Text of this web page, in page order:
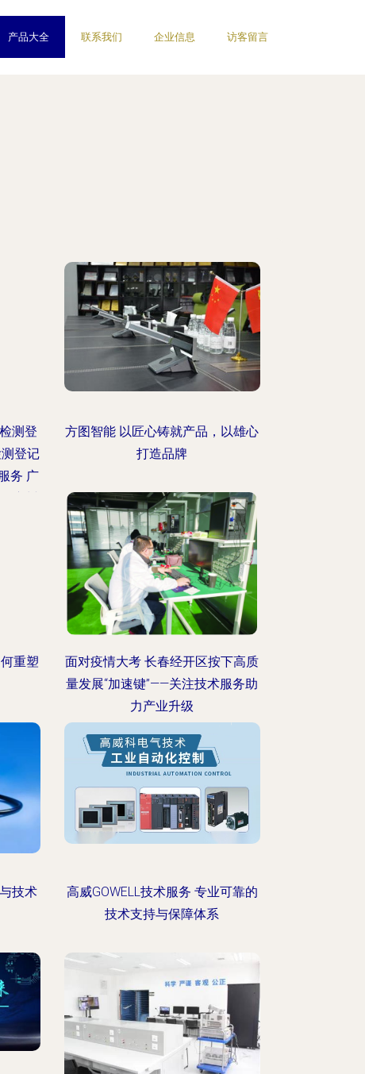
产品大全 联系我们 企业信息 访客留言
测登
登记
务 广
广州
州因
方图智能 以匠心铸就产品，以雄心
打造品牌
重塑
面对疫情大考 长春经开区按下高质
量发展“加速键”——关注技术服务助
力产业升级
技术
高威GOWELL技术服务 专业可靠的
技术支持与保障体系